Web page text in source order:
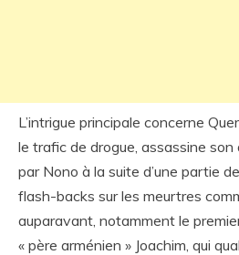
L’intrigue principale concerne
le trafic de drogue, assassine
par Nono à la suite d’une partie
flash-backs sur les meurtres
auparavant, notamment le
« père arménien » Joachim, qui